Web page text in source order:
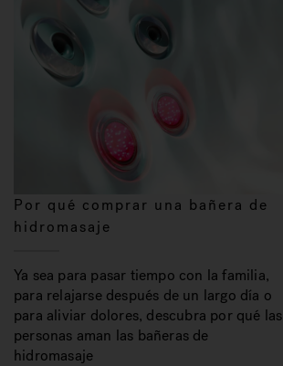
Por qué comprar una bañera de
hidromasaje
Ya sea para pasar tiempo con la familia,
para relajarse después de un largo día o
para aliviar dolores, descubra por qué las
personas aman las bañeras de
hidromasaje